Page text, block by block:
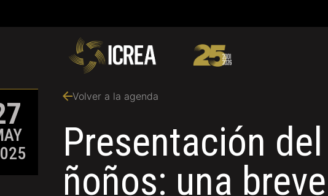
Volver a la agenda
Presentación
ñoños: una